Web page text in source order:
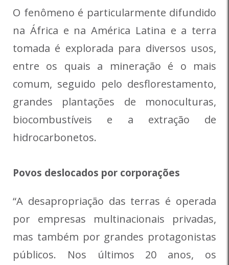
O fenômeno é particularmente difundido
na África e na América Latina e a terra
tomada é explorada para diversos usos,
entre os quais a mineração é o mais
comum, seguido pelo desflorestamento,
grandes plantações de monoculturas,
biocombustíveis e a extração de
hidrocarbonetos.
Povos deslocados por corporações
“A desapropriação das terras é operada
por empresas multinacionais privadas,
mas também por grandes protagonistas
públicos. Nos últimos 20 anos, os